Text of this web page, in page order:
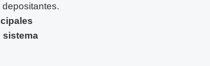
sistema